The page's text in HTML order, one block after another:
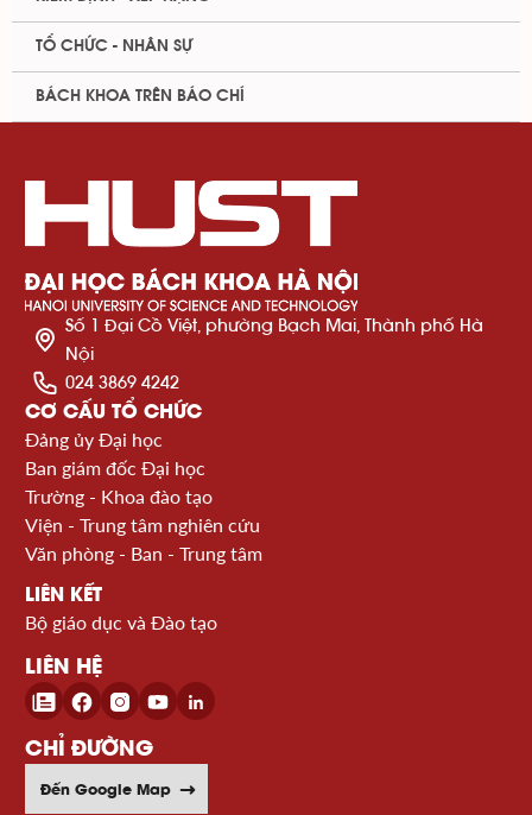
TỔ CHỨC - NHÂN SỰ
BÁCH KHOA TRÊN BÁO CHÍ
Số 1 Đại Cồ Việt, phường Bạch Mai, Thành phố Hà
Nội
024 3869 4242
CƠ CẤU TỔ CHỨC
Đảng ủy Đại học
Ban giám đốc Đại học
Trường - Khoa đào tạo
Viện - Trung tâm nghiên cứu
Văn phòng - Ban - Trung tâm
LIÊN KẾT
Bộ giáo dục và Đào tạo
LIÊN HỆ
CHỈ ĐƯỜNG
Đến Google Map